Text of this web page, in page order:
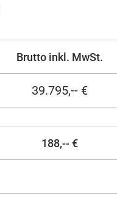
Brutto inkl. MwSt.
39.795,-- €
188,-- €